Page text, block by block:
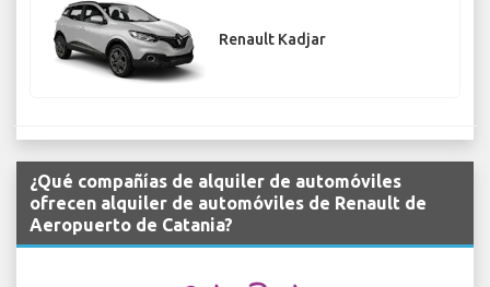
Renault Kadjar
¿Qué compañías de alquiler de automóviles
ofrecen alquiler de automóviles de Renault de
Aeropuerto de Catania?